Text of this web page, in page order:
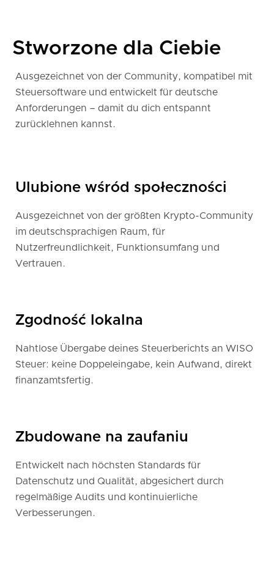
Stworzone dla Ciebie
Ausgezeichnet von der Community, kompatibel mit
Steuersoftware und entwickelt für deutsche
Anforderungen – damit du dich entspannt
zurücklehnen kannst.
Ulubione wśród społeczności
Ausgezeichnet von der größten Krypto-Community
im deutschsprachigen Raum, für
Nutzerfreundlichkeit, Funktionsumfang und
Vertrauen.
Zgodność lokalna
Nahtlose Übergabe deines Steuerberichts an WISO
Steuer: keine Doppeleingabe, kein Aufwand, direkt
finanzamtsfertig.
Zbudowane na zaufaniu
Entwickelt nach höchsten Standards für
Datenschutz und Qualität, abgesichert durch
regelmäßige Audits und kontinuierliche
Verbesserungen.